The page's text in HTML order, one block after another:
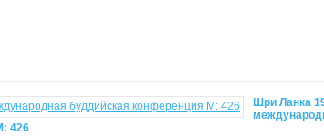
Шри Ланка
426